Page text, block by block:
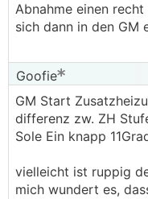
Abnahme einen
sich dann in den GM
Goofie
GM Start
differenz zw. ZH
Sole Ein knapp
vielleicht ist ruppig
mich wundert es,